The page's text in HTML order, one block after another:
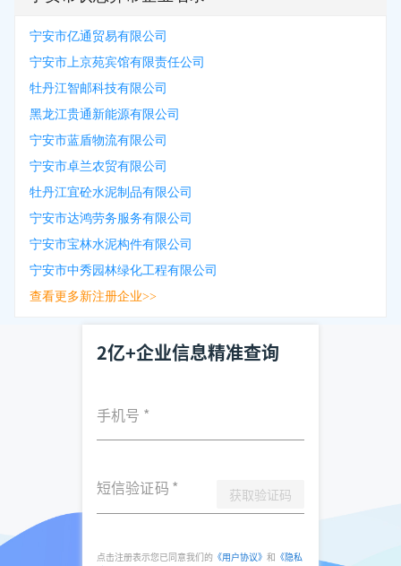
宁安市亿通贸易有限公司
宁安市上京苑宾馆有限责任公司
牡丹江智邮科技有限公司
黑龙江贵通新能源有限公司
宁安市蓝盾物流有限公司
宁安市卓兰农贸有限公司
牡丹江宜砼水泥制品有限公司
宁安市达鸿劳务服务有限公司
宁安市宝林水泥构件有限公司
宁安市中秀园林绿化工程有限公司
查看更多新注册企业>>
2亿+企业信息精准查询
手机号 *
短信验证码 * 获取验证码
点击注册表示您已同意我们的 《用户协议》 和 《隐私